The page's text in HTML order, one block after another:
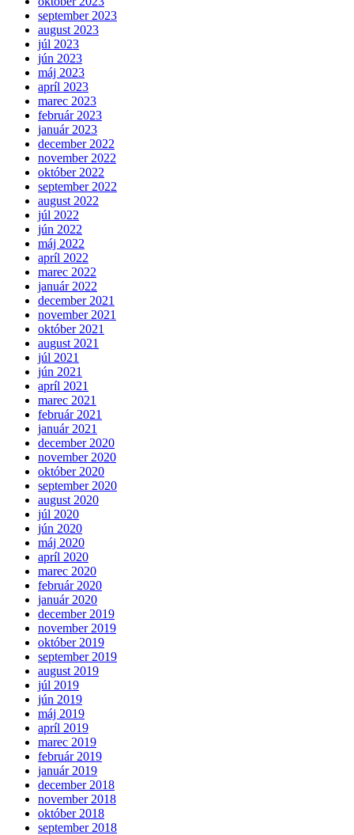
september 2023
august 2023
júl 2023
jún 2023
máj 2023
apríl 2023
marec 2023
február 2023
január 2023
december 2022
november 2022
október 2022
september 2022
august 2022
júl 2022
jún 2022
máj 2022
apríl 2022
marec 2022
január 2022
december 2021
november 2021
október 2021
august 2021
júl 2021
jún 2021
apríl 2021
marec 2021
február 2021
január 2021
december 2020
november 2020
október 2020
september 2020
august 2020
júl 2020
jún 2020
máj 2020
apríl 2020
marec 2020
február 2020
január 2020
december 2019
november 2019
október 2019
september 2019
august 2019
júl 2019
jún 2019
máj 2019
apríl 2019
marec 2019
február 2019
január 2019
december 2018
november 2018
október 2018
september 2018